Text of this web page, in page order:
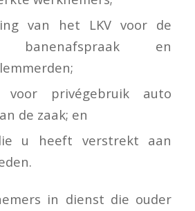
van het LKV voor de
banenafspraak en
voor privégebruik auto
de zaak; en
u heeft verstrekt aan
in dienst die ouder